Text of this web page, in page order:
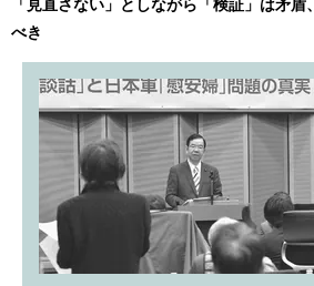
「見直さない」としながら「検証」は矛
べき